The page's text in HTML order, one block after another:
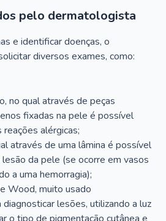
pelo dermatologista
e identificar doenças, o
diversos exames, como:
no qual através de peças
fixadas na pele é possível
alérgicas;
através de uma lâmina é possível
da pele (se ocorre em vasos
a uma hemorragia);
Wood, muito usado
lesões, utilizando a luz